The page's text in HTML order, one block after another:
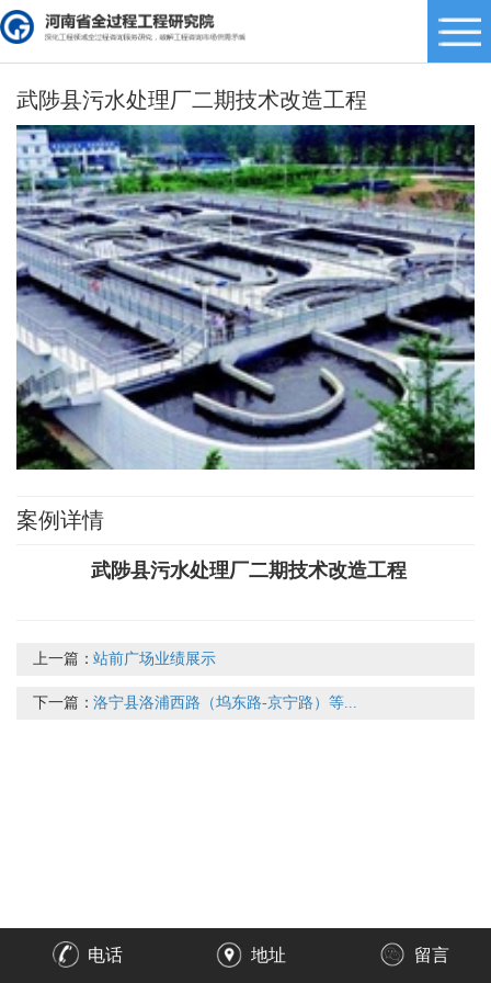
武陟县污水处理厂二期技术改造工程
案例详情
武陟县污水处理厂二期技术改造工程
上一篇：站前广场业绩展示
下一篇：洛宁县洛浦西路（坞东路-京宁路）等...
电话 地址 留言